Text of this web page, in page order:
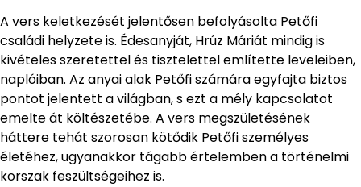
A vers keletkezését jelentősen befolyásolta Petőfi
családi helyzete is. Édesanyját, Hrúz Máriát mindig is
kivételes szeretettel és tisztelettel említette leveleiben,
naplóiban. Az anyai alak Petőfi számára egyfajta biztos
pontot jelentett a világban, s ezt a mély kapcsolatot
emelte át költészetébe. A vers megszületésének
háttere tehát szorosan kötődik Petőfi személyes
életéhez, ugyanakkor tágabb értelemben a történelmi
korszak feszültségeihez is.